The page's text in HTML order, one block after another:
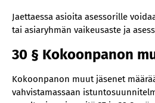
Jaettaessa asioita asessorille
tai asiaryhmän vaikeusaste ja
30 § Kokoonpanon
Kokoonpanon muut jäsenet
vahvistamassaan